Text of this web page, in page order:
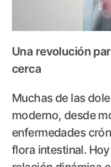
Una revolución
cerca
Muchas de las
moderno, desde
enfermedades
flora intestinal.